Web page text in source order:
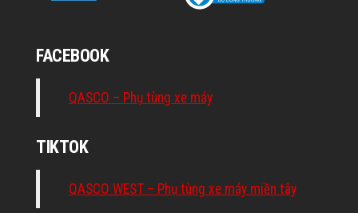
FACEBOOK
QASCO – Phụ tùng xe máy
TIKTOK
QASCO WEST – Phụ tùng xe máy miền tây